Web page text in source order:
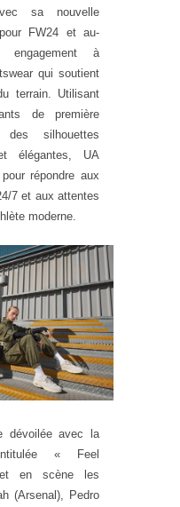
sa nouvelle
FW24 et au-
engagement à
qui soutient
terrain. Utilisant
de première
silhouettes
élégantes, UA
répondre aux
7 et aux attentes
moderne.
dévoilée avec la
« Feel
en scène les
(Arsenal), Pedro